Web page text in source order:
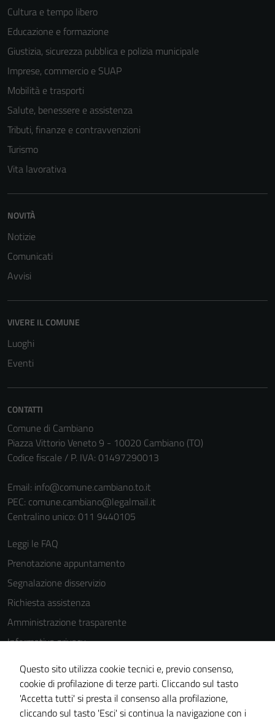
Cultura e tempo libero
Educazione e formazione
Giustizia, sicurezza pubblica e polizia municipale
Imprese, commercio e SUAP
Mobilità e trasporti
Salute, benessere e assistenza
Tributi, finanze e contravvenzioni
Turismo
Vita lavorativa
NOVITÀ
Notizie
Comunicati
Avvisi
VIVERE IL COMUNE
Luoghi
Eventi
CONTATTI
Comune di Cambiano
Piazza Vittorio Veneto 9 - 10020 Cambiano (TO)
Codice fiscale / P. IVA: 01497290013
Email: info@comune.cambiano.to.it
PEC: comune.cambiano@legalmail.it
Centralino unico: 011 9440105
Leggi le FAQ
Prenotazione appuntamento
Segnalazione disservizio
Richiesta assistenza
Amministrazione trasparente
Informativa privacy
Note legali
Dichiarazione di accessibilità
Questo sito utilizza cookie tecnici e, previo consenso,
cookie di profilazione di terze parti. Cliccando sul tasto
'Accetta tutti' si presta il consenso alla profilazione,
cliccando sul tasto 'Esci' si continua la navigazione con i
per il
Questi cookie